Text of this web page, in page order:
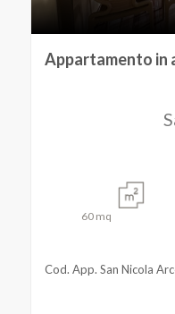
60 mq
Cod. App. San Nicola